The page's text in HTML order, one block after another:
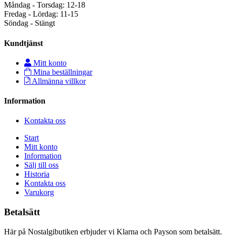
Måndag - Torsdag: 12-18
Fredag - Lördag: 11-15
Söndag - Stängt
Kundtjänst
Mitt konto
Mina beställningar
Allmänna villkor
Information
Kontakta oss
Start
Mitt konto
Information
Sälj till oss
Historia
Kontakta oss
Varukorg
Betalsätt
Här på Nostalgibutiken erbjuder vi Klarna och Payson som betalsätt.